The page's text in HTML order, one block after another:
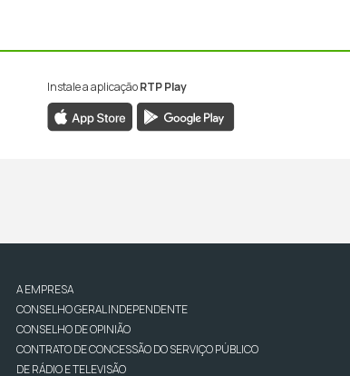
Instale a aplicaçãoRTP Play
A EMPRESA
CONSELHO GERAL INDEPENDENTE
CONSELHO DE OPINIÃO
CONTRATO DE CONCESSÃO DO SERVIÇO PÚBLICO
DE RÁDIO E TELEVISÃO